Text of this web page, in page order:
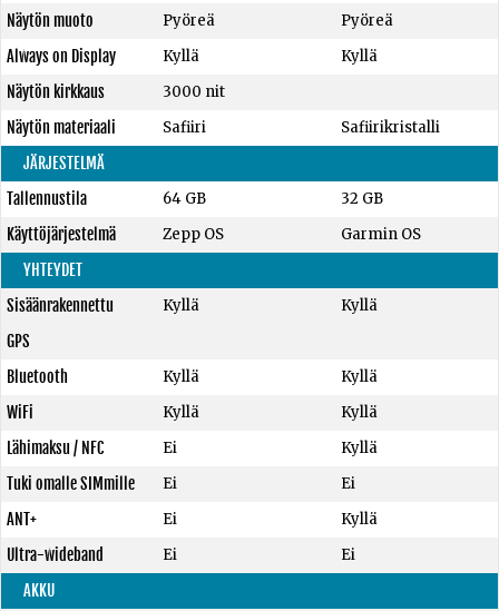
Näytön muoto
Pyöreä
Pyöreä
Always on Display
Kyllä
Kyllä
Näytön kirkkaus
3000 nit
Näytön materiaali
Safiiri
Safiirikristalli
JÄRJESTELMÄ
Tallennustila
64 GB
32 GB
Käyttöjärjestelmä
Zepp OS
Garmin OS
YHTEYDET
Sisäänrakennettu
GPS
Kyllä Kyllä
Bluetooth Kyllä
Kyllä
WiFi
Kyllä
Kyllä
Lähimaksu / NFC
Ei
Kyllä
Tuki omalle SIMmille
Ei
Ei
ANT+
Ei
Kyllä
Ultra-wideband
Ei
Ei
AKKU